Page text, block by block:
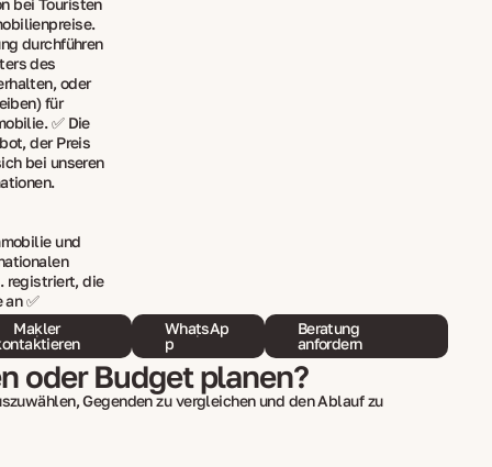
bei Touristen
durchführen
des
oder
für
✅ Die
der Preis
bei unseren
und
registriert, die
✅
Makler
WhatsAp
p
Beratung
anfordern
oder Budget planen?
Gegenden zu vergleichen und den Ablauf zu